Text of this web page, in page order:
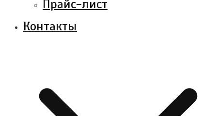
Прайс-лист
Контакты